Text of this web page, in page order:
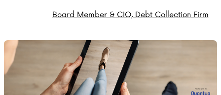
Board Member & CIO, Debt Collection Firm